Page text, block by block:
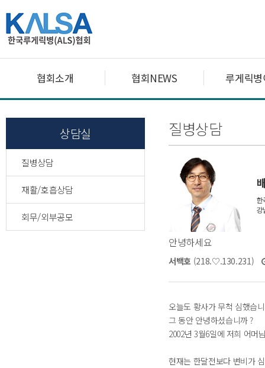
협회소개 협회NEWS 루게릭
상담실
질병상담
재활/호흡상담
회무/외부공모
질병상담
안녕하세요
서백호 (218.♡.130.231)
오늘도 황사가 무척 심했습
그 동안 안녕하셨습니까 ?
2002년 3월6일에 저희 어머
현재는 한달전보다 변비가